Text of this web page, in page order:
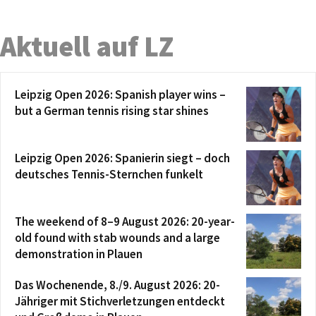
Aktuell auf LZ
Leipzig Open 2026: Spanish player wins –
but a German tennis rising star shines
Leipzig Open 2026: Spanierin siegt – doch
deutsches Tennis-Sternchen funkelt
The weekend of 8–9 August 2026: 20-year-
old found with stab wounds and a large
demonstration in Plauen
Das Wochenende, 8./9. August 2026: 20-
Jähriger mit Stichverletzungen entdeckt